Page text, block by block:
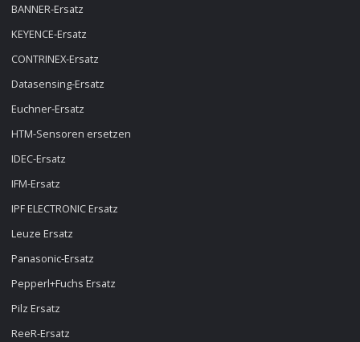
BANNER-Ersatz
KEYENCE-Ersatz
CONTRINEX-Ersatz
Datasensing-Ersatz
Euchner-Ersatz
HTM-Sensoren ersetzen
IDEC-Ersatz
IFM-Ersatz
IPF ELECTRONIC Ersatz
Leuze Ersatz
Panasonic-Ersatz
Pepperl+Fuchs Ersatz
Pilz Ersatz
ReeR-Ersatz